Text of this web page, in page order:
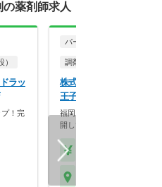
薬剤師求人
）
ラッ
！完
パート・アルバイト
調剤薬局
株式会社大賀薬局 大賀
王子店
福岡を拠点に九州でドミナン
開している大手調剤・…